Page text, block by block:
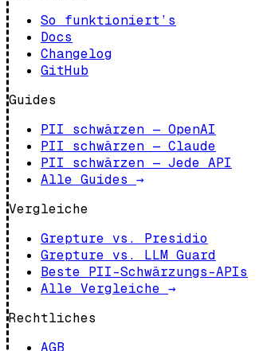
So funktioniert’s
Docs
Changelog
GitHub
Guides
PII schwärzen — OpenAI
PII schwärzen — Claude
PII schwärzen — Jede API
Alle Guides →
Vergleiche
Grepture vs. Presidio
Grepture vs. LLM Guard
Beste PII-Schwärzungs-APIs
Alle Vergleiche →
Rechtliches
AGB